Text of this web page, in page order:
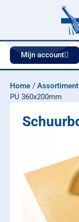
Mijn account
Home / Assortiment
PU 360x200mm